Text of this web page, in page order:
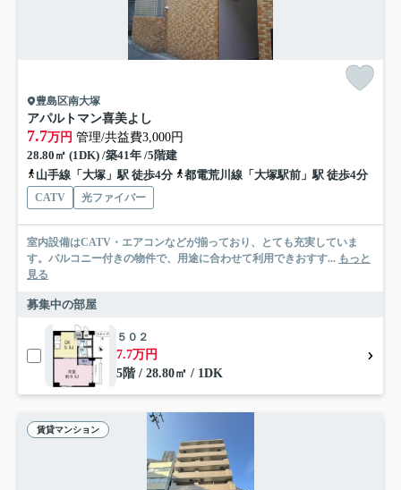
豊島区南大塚
アパルトマン喜美よし
7.7万円 管理/共益費3,000円
28.80㎡ (1DK) /築41年 /5階建
山手線「大塚」駅 徒歩4分
都電荒川線「大塚駅前」駅 徒歩4分
CATV 光ファイバー
室内設備はCATV・エアコンなどが揃っており、とても充実していま
す。バルコニー付きの物件で、用途に合わせて利用できおすす... もっと
見る
募集中の部屋
５０２
7.7万円
5階 / 28.80㎡ / 1DK
賃貸マンション